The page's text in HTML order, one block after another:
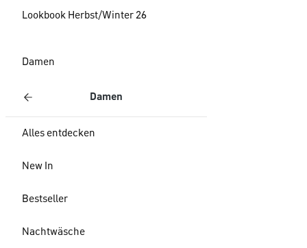
Lookbook Herbst/Winter 26
Damen
Damen
Alles entdecken
New In
Bestseller
Nachtwäsche